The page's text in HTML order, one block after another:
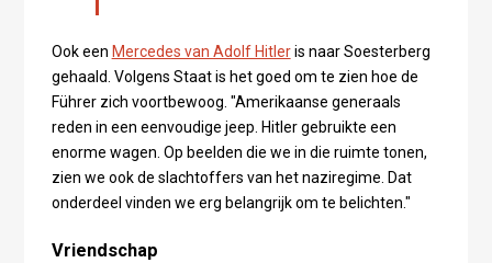
Ook een Mercedes van Adolf Hitleris naar Soesterberg
gehaald. Volgens Staat is het goed om te zien hoe de
Führer zich voortbewoog. "Amerikaanse generaals
reden in een eenvoudige jeep. Hitler gebruikte een
enorme wagen. Op beelden die we in die ruimte tonen,
zien we ook de slachtoffers van het naziregime. Dat
onderdeel vinden we erg belangrijk om te belichten."
Vriendschap